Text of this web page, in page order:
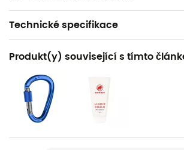
Technické specifikace
Doporučené pro
Sportovní lezení / Sportovní lezení /
Hmotnost
Název produktu
Produkt(y) související s tímto